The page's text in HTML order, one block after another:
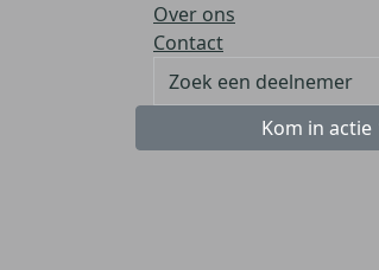
Over ons
Contact
Kom in actie